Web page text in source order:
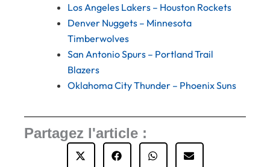
Los Angeles Lakers – Houston Rockets
Denver Nuggets – Minnesota
Timberwolves
San Antonio Spurs – Portland Trail
Blazers
Oklahoma City Thunder – Phoenix Suns
Partagez l'article :